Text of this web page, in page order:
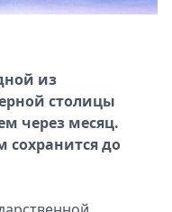
из
столицы
через месяц.
сохранится до